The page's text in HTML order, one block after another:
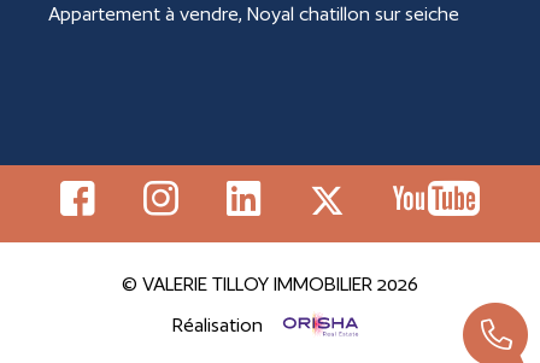
Appartement à vendre, Noyal chatillon sur seiche
© VALERIE TILLOY IMMOBILIER 2026
Réalisation